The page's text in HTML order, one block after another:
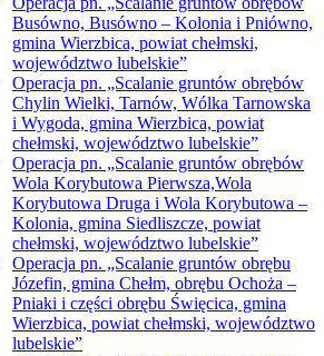
Srebrzyszcze —Gotówka
działań związanych
skutkom rozprzestrzeniania
COVID-19 w domach pomocy
międzyregionalna powiatu
i miasta Chełm szansą rozwoju
ziemi chełmskiej jako atrakcji
granicy Unii Europejskiej
Powiatu
Powiatu
Powiatu
Powiatu
dróg